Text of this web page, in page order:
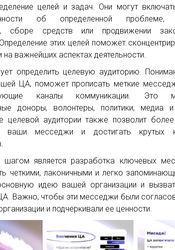
целей и задач. Они могут
об определенной проблеме,
сборе средств или продвижении
этих целей поможет
на важнейших аспектах деятельности.
определить целевую аудиторию.
ЦА, поможет прописать меткие
каналы коммуникации. Это
доноры, волонтеры, политики, медиа
целевой аудитории также позволит
ваши месседжи и достигать крутых
является разработка ключевых
четкими, лаконичными и легко
идею вашей организации и
Важно, чтобы эти месседжи были
и подчеркивали ее ценности.